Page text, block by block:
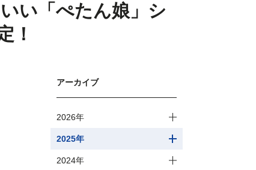
い「ぺたん娘」シ
！
アーカイブ
2026年
2025年
2024年